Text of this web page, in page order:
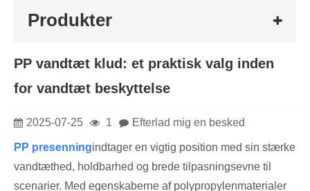
Produkter
​PP vandtæt klud: et praktisk valg inden
for vandtæt beskyttelse
2025-07-25 1 Efterlad mig en besked
PP presenningindtager en vigtig position med sin stærke
vandtæthed, holdbarhed og brede tilpasningsevne til
scenarier. Med egenskaberne af polypropylenmaterialer